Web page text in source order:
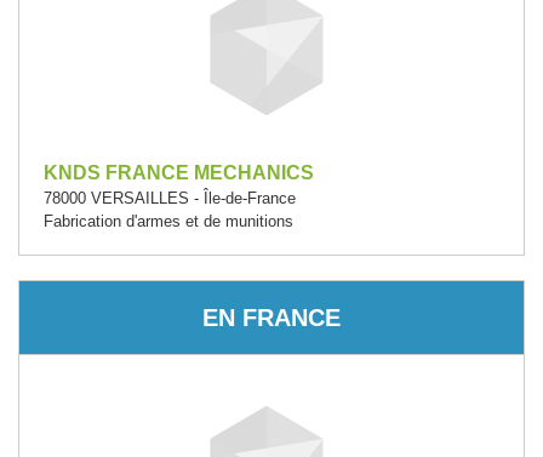
KNDS FRANCE MECHANICS
78000 VERSAILLES - Île-de-France
Fabrication d'armes et de munitions
EN FRANCE